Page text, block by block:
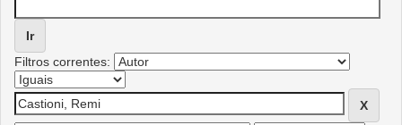
Filtros correntes: